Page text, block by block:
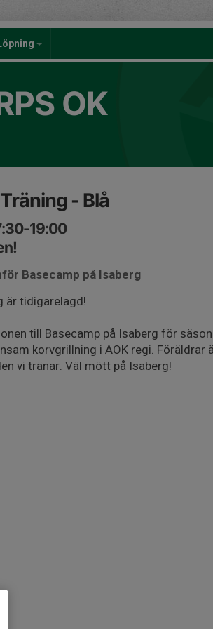
OK
- Blå
19:00
Basecamp på Isaberg
är tidigarelagd!
till Basecamp på Isaberg för
korvgrillning i AOK regi. Föräldrar
vi tränar. Väl mött på Isaberg!